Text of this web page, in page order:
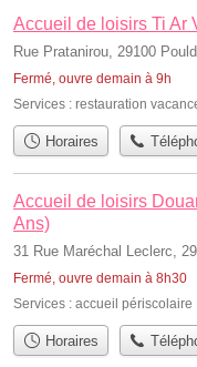
Accueil de loisirs Ti Ar
Rue Pratanirou, 29100
Fermé, ouvre demain à 9h
Services : restauration
Horaires
Accueil de loisirs
Ans)
31 Rue Maréchal Leclerc,
Fermé, ouvre demain à 8h30
Services : accueil périscolaire
Horaires